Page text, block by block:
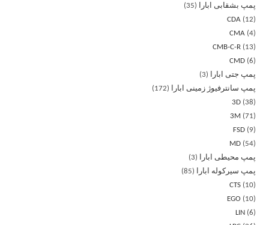
پمپ بشقابی ابارا
35
CDA
12
CMA 4
CMB-C-R
13
CMD 6
پمپ جتی ابارا
3
پمپ سانترفیوژ زمینی ابارا
172
3D 38
3M
71
FSD
9
MD
54
پمپ محیطی ابارا
3
پمپ سیرکوله ابارا
85
CTS
10
EGO
10
LIN
6